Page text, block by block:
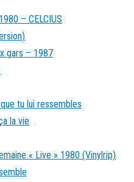
– CELCIUS
gars – 1987
tu lui ressembles
la vie
« Live » 1980 (Vinylrip)